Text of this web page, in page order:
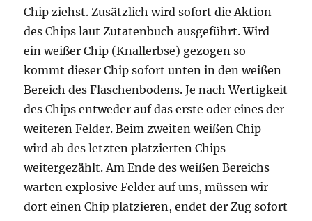
Chip ziehst. Zusätzlich wird sofort die Aktion
des Chips laut Zutatenbuch ausgeführt. Wird
ein weißer Chip (Knallerbse) gezogen so
kommt dieser Chip sofort unten in den weißen
Bereich des Flaschenbodens. Je nach Wertigkeit
des Chips entweder auf das erste oder eines der
weiteren Felder. Beim zweiten weißen Chip
wird ab des letzten platzierten Chips
weitergezählt. Am Ende des weißen Bereichs
warten explosive Felder auf uns, müssen wir
dort einen Chip platzieren, endet der Zug sofort